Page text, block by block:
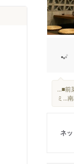
...■
ミ...
ネ